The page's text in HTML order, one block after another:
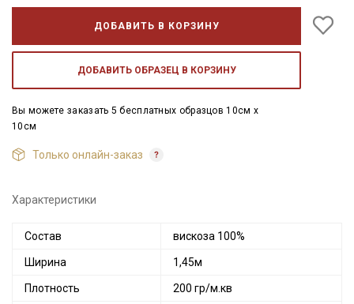
ДОБАВИТЬ В КОРЗИНУ
ДОБАВИТЬ ОБРАЗЕЦ В КОРЗИНУ
Вы можете заказать 5 бесплатных образцов 10см x
10см
Только онлайн-заказ
Характеристики
Состав вискоза 100%
Ширина 1,45м
Плотность 200 гр/м.кв